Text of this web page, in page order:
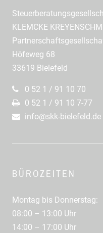
KLEMCKE
Höfeweg 68
33619 Bielefeld
0 52 1 / 91 10 70
0 52 1 / 91 10 7-77
info@skk-bielefeld.de
BÜROZEITEN
Montag bis Donnerstag:
08:00 – 13:00 Uhr
14:00 – 17:00 Uhr